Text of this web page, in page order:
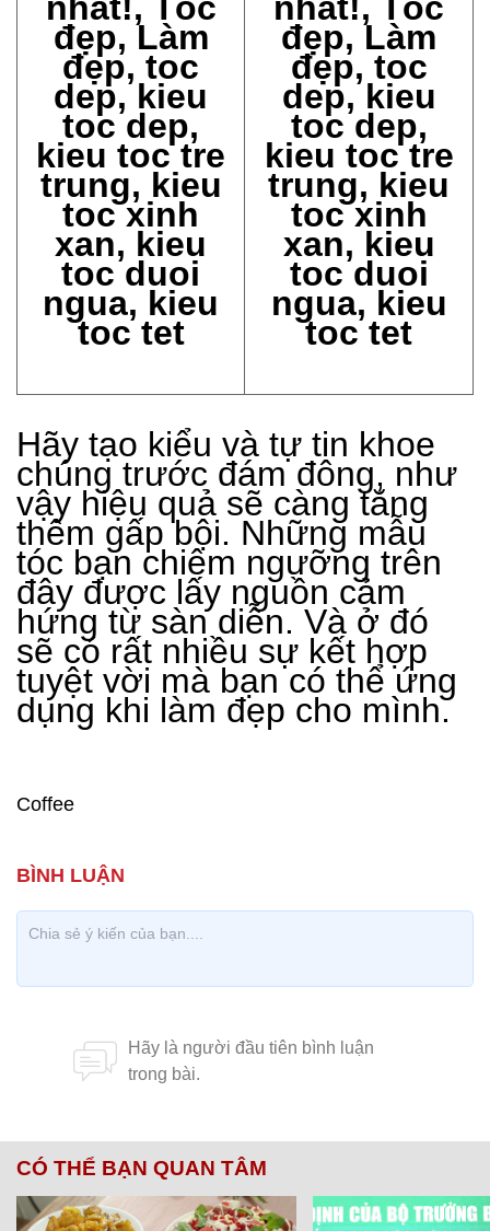
Hãy tạo kiểu và tự tin khoe
chúng trước đám đông, như
vậy hiệu quả sẽ càng tăng
thêm gấp bội. Những mẫu
tóc bạn chiêm ngưỡng trên
đây được lấy nguồn cảm
hứng từ sàn diễn. Và ở đó
sẽ có rất nhiều sự kết hợp
tuyệt vời mà bạn có thể ứng
dụng khi làm đẹp cho mình.
Coffee
CÓ THỂ BẠN QUAN TÂM